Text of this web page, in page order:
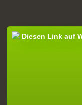
Diesen Link auf